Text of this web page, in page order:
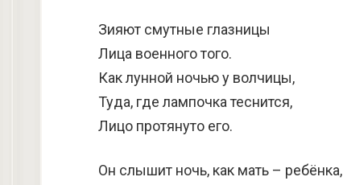
Зияют смутные глазницы
Лица военного того.
Как лунной ночью у волчицы,
Туда, где лампочка теснится,
Лицо протянуто его.
Он слышит ночь, как мать – ребёнка,